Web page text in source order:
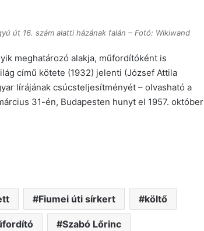
út 16. szám alatti házának falán – Fotó: Wikiwand
meghatározó alakja, műfordítóként is
című kötete (1932) jelenti (József Attila
lírájának csúcsteljesítményét – olvasható a
31-én, Budapesten hunyt el 1957. október
Fiumei úti sírkert költő
Szabó Lőrinc